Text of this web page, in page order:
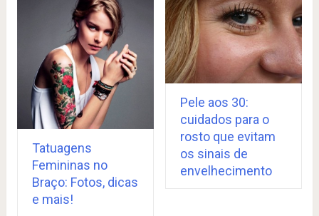
Tatuagens
Femininas no
Braço: Fotos, dicas
e mais!
Pele aos 30:
cuidados para o
rosto que evitam
os sinais de
envelhecimento